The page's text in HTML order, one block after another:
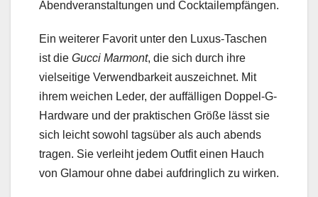
Abendveranstaltungen und Cocktailempfängen.
Ein weiterer Favorit unter den Luxus-Taschen
ist die Gucci Marmont, die sich durch ihre
vielseitige Verwendbarkeit auszeichnet. Mit
ihrem weichen Leder, der auffälligen Doppel-G-
Hardware und der praktischen Größe lässt sie
sich leicht sowohl tagsüber als auch abends
tragen. Sie verleiht jedem Outfit einen Hauch
von Glamour ohne dabei aufdringlich zu wirken.